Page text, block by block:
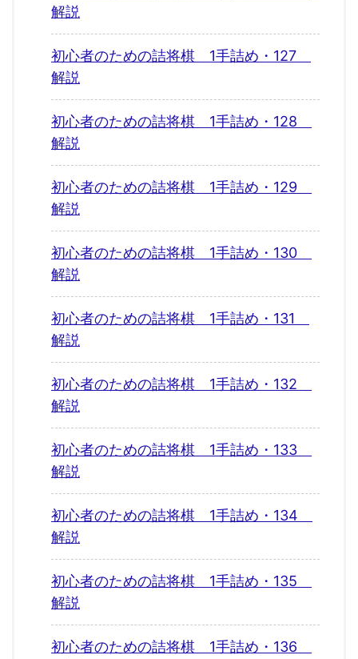
解説
初心者のための詰将棋 1手詰め・127
解説
初心者のための詰将棋 1手詰め・128
解説
初心者のための詰将棋 1手詰め・129
解説
初心者のための詰将棋 1手詰め・130
解説
初心者のための詰将棋 1手詰め・131
解説
初心者のための詰将棋 1手詰め・132
解説
初心者のための詰将棋 1手詰め・133
解説
初心者のための詰将棋 1手詰め・134
解説
初心者のための詰将棋 1手詰め・135
解説
初心者のための詰将棋 1手詰め・136